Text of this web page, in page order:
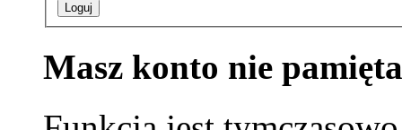
Loguj
Masz konto nie